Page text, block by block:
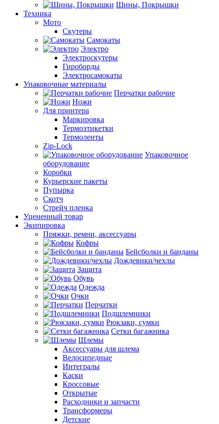
Шины, Покрышки
Техника
Мото
Скутеры
Самокаты
Электро
Электроскутеры
Гироборды
Электросамокаты
Упаковочные материалы
Перчатки рабочие
Ножи
Для принтера
Маркировка
Термоэтикетки
Термоленты
Zip-Lock
Упаковочное
оборудование
Коробки
Курьерские пакеты
Пупырка
Скотч
Стрейч пленка
Уцененный товар
Экипировка
Пряжки, ремни, аксессуары
Кофры
Бейсболки и банданы
Дождевики/чехлы
Защита
Обувь
Одежда
Очки
Перчатки
Подшлемники
Рюкзаки, сумки
Сетки багажника
Шлемы
Аксессуары для шлема
Велосипедные
Интегралы
Каски
Кроссовые
Открытые
Расходники и запчасти
Трансформеры
Детские